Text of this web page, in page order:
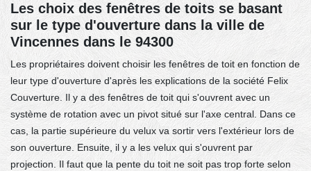
Les choix des fenêtres de toits se basant
sur le type d'ouverture dans la ville de
Vincennes dans le 94300
Les propriétaires doivent choisir les fenêtres de toit en fonction de
leur type d'ouverture d'après les explications de la société Felix
Couverture. Il y a des fenêtres de toit qui s'ouvrent avec un
système de rotation avec un pivot situé sur l'axe central. Dans ce
cas, la partie supérieure du velux va sortir vers l'extérieur lors de
son ouverture. Ensuite, il y a les velux qui s'ouvrent par
projection. Il faut que la pente du toit ne soit pas trop forte selon